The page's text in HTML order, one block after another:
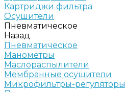
Картриджи фильтра
Осушители
Пневматическое
Назад
Пневматическое
Манометры
Маслораспылители
Мембранные осушители
Микрофильтры-регуляторы